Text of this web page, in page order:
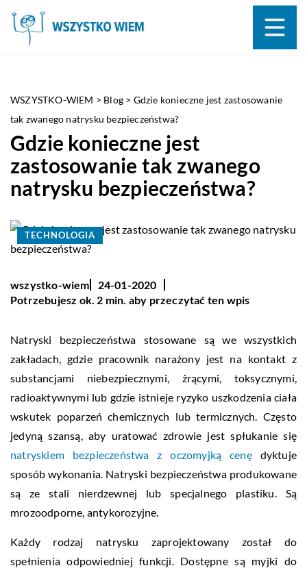
WSZYSTKO-WIEM > Blog > Gdzie konieczne jest zastosowanie
tak zwanego natrysku bezpieczeństwa?
Gdzie konieczne jest
zastosowanie tak zwanego
natrysku bezpieczeństwa?
TECHNOLOGIA
wszystko-wiem
24-01-2020
Potrzebujesz ok. 2 min. aby przeczytać ten wpis
Natryski bezpieczeństwa stosowane są we wszystkich
zakładach, gdzie pracownik narażony jest na kontakt z
substancjami niebezpiecznymi, żrącymi, toksycznymi,
radioaktywnymi lub gdzie istnieje ryzyko uszkodzenia ciała
wskutek poparzeń chemicznych lub termicznych. Często
jedyną szansą, aby uratować zdrowie jest spłukanie się
natryskiem bezpieczeństwa z oczomyjką cenędyktuje
sposób wykonania. Natryski bezpieczeństwa produkowane
są ze stali nierdzewnej lub specjalnego plastiku. Są
mrozoodporne, antykorozyjne.
Każdy rodzaj natrysku zaprojektowany został do
spełnienia odpowiedniej funkcji. Dostępne są myjki do